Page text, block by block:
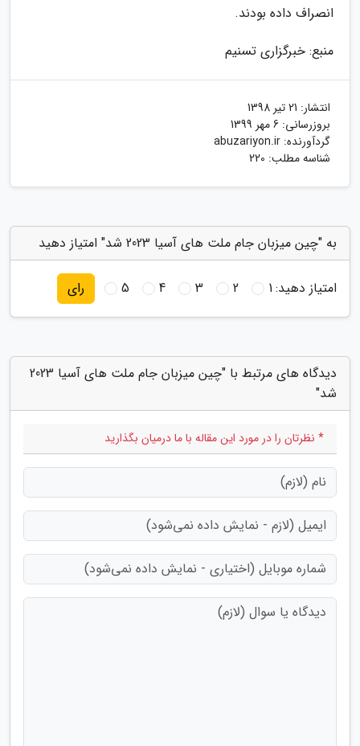
انصراف داده بودند.
منبع: خبرگزاری تسنیم
انتشار: 21 تیر 1398
بروزرسانی: 6 مهر 1399
گردآورنده: abuzariyon.ir
شناسه مطلب: 220
به "چین میزبان جام ملت های آسیا 2023 شد" امتیاز دهید
امتیاز دهید:1
2
3
4
5 رای
دیدگاه های مرتبط با "چین میزبان جام ملت های آسیا 2023
شد"
* نظرتان را در مورد این مقاله با ما درمیان بگذارید